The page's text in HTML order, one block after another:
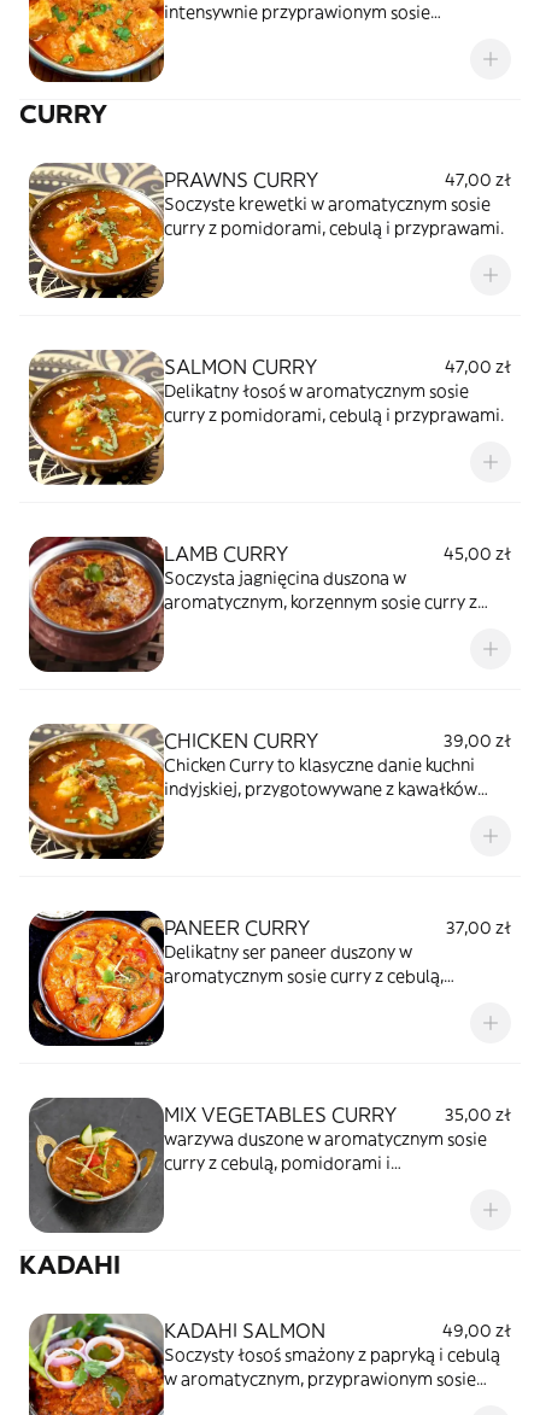
intensywnie przyprawionym sosie
danie kuchni indyjskiej o głębokim smaku
CURRY
PRAWNS CURRY
47,00 zł
Soczyste krewetki w aromatycznym sosie
curry z pomidorami, cebulą i przyprawami.
SALMON CURRY
47,00 zł
Delikatny łosoś w aromatycznym sosie
curry z pomidorami, cebulą i przyprawami.
LAMB CURRY
45,00 zł
Soczysta jagnięcina duszona w
aromatycznym, korzennym sosie curry z
CHICKEN CURRY
39,00 zł
Chicken Curry to klasyczne danie kuchni
indyjskiej, przygotowywane z kawałków
PANEER CURRY
37,00 zł
Delikatny ser paneer duszony w
aromatycznym sosie curry z cebulą,
MIX VEGETABLES CURRY
35,00 zł
warzywa duszone w aromatycznym sosie
curry z cebulą, pomidorami i
danie kuchni indyjskiej, idealne z ryżem lub
KADAHI
KADAHI SALMON
49,00 zł
Soczysty łosoś smażony z papryką i cebulą
w aromatycznym, przyprawionym sosie